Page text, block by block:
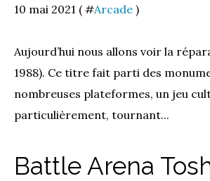
10 mai 2021 ( #Arcade )
Aujourd’hui nous allons voir la
1988). Ce titre fait parti des
nombreuses plateformes, un jeu
particulièrement, tournant...
Battle Arena